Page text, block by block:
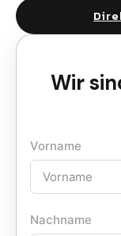
Wir
Vorname
Nachname